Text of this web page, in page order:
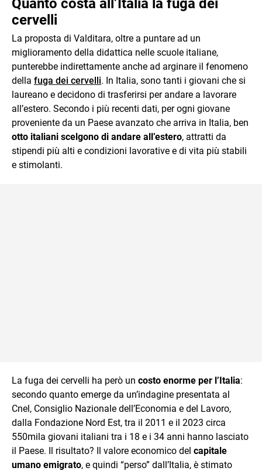
Quanto costa all’Italia la fuga dei
cervelli
La proposta di Valditara, oltre a puntare ad un
miglioramento della didattica nelle scuole italiane,
punterebbe indirettamente anche ad arginare il fenomeno
della fuga dei cervelli. In Italia, sono tanti i giovani che si
laureano e decidono di trasferirsi per andare a lavorare
all’estero. Secondo i più recenti dati, per ogni giovane
proveniente da un Paese avanzato che arriva in Italia, ben
otto italiani scelgono di andare all’estero, attratti da
stipendi più alti e condizioni lavorative e di vita più stabili
e stimolanti.
La fuga dei cervelli ha però un costo enorme per l’Italia:
secondo quanto emerge da un’indagine presentata al
Cnel, Consiglio Nazionale dell’Economia e del Lavoro,
dalla Fondazione Nord Est, tra il 2011 e il 2023 circa
550mila giovani italiani tra i 18 e i 34 anni hanno lasciato
il Paese. Il risultato? Il valore economico del capitale
umano emigrato, e quindi “perso” dall’Italia, è stimato